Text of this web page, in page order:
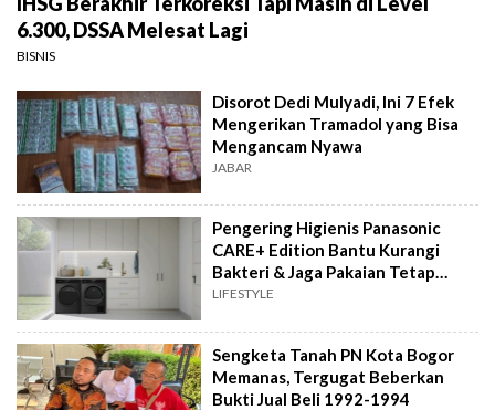
6.300, DSSA Melesat Lagi
BISNIS
Disorot Dedi Mulyadi, Ini 7 Efek
Mengerikan Tramadol yang Bisa
Mengancam Nyawa
JABAR
Pengering Higienis Panasonic
CARE+ Edition Bantu Kurangi
Bakteri & Jaga Pakaian Tetap
Bersih
LIFESTYLE
Sengketa Tanah PN Kota Bogor
Memanas, Tergugat Beberkan
Bukti Jual Beli 1992-1994